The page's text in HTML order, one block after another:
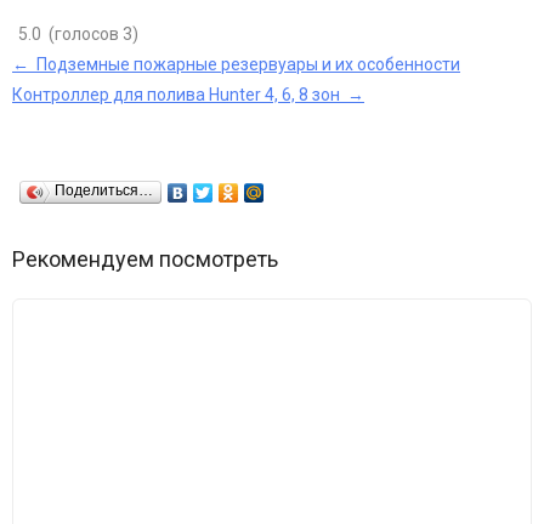
5.0 (голосов 3)
← Подземные пожарные резервуары и их особенности
Контроллер для полива Hunter 4, 6, 8 зон →
Поделиться…
Рекомендуем посмотреть